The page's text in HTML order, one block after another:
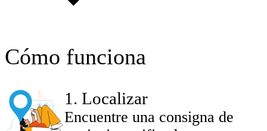
Cómo funciona
1 . Localizar
Encuentre una consigna de